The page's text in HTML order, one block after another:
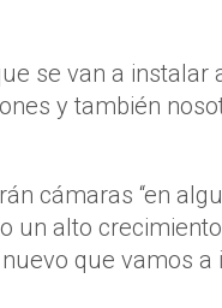
se van a
y también
cámaras “en
un alto
que vamos a